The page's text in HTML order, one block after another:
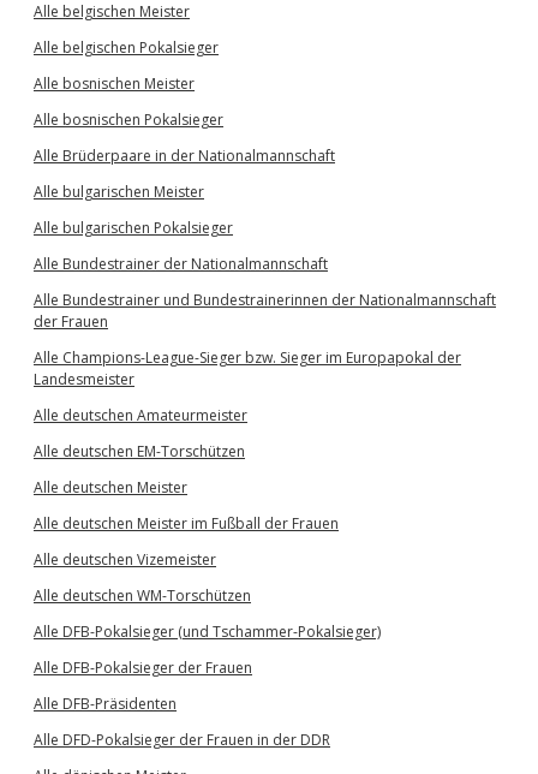
Alle belgischen Meister
Alle belgischen Pokalsieger
Alle bosnischen Meister
Alle bosnischen Pokalsieger
Alle Brüderpaare in der Nationalmannschaft
Alle bulgarischen Meister
Alle bulgarischen Pokalsieger
Alle Bundestrainer der Nationalmannschaft
Alle Bundestrainer und Bundestrainerinnen der Nationalmannschaft
der Frauen
Alle Champions-League-Sieger bzw. Sieger im Europapokal der
Landesmeister
Alle deutschen Amateurmeister
Alle deutschen EM-Torschützen
Alle deutschen Meister
Alle deutschen Meister im Fußball der Frauen
Alle deutschen Vizemeister
Alle deutschen WM-Torschützen
Alle DFB-Pokalsieger (und Tschammer-Pokalsieger)
Alle DFB-Pokalsieger der Frauen
Alle DFB-Präsidenten
Alle DFD-Pokalsieger der Frauen in der DDR